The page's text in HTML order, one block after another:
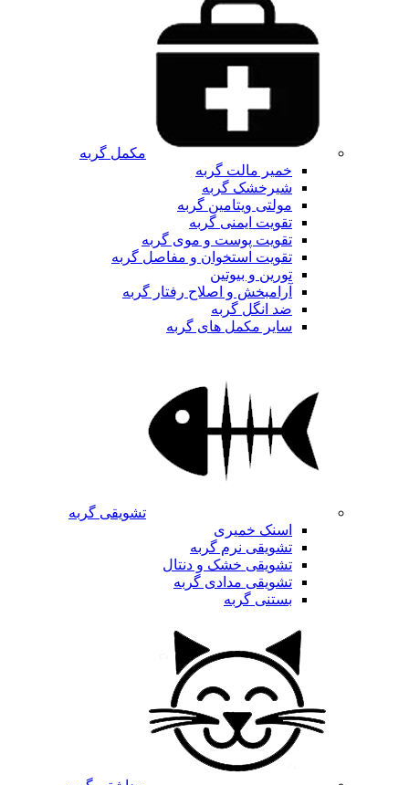
مکمل گربه
خمیر مالت گربه
شیرخشک گربه
مولتی ویتامین گربه
تقویت ایمنی گربه
تقویت پوست و موی گربه
تقویت استخوان و مفاصل گربه
تورین و بیوتین
آرامبخش و اصلاح رفتار گربه
ضد انگل گربه
سایر مکمل های گربه
تشویقی گربه
اسنک خمیری
تشویقی نرم گربه
تشویقی خشک و دنتال
تشویقی مدادی گربه
بستنی گربه